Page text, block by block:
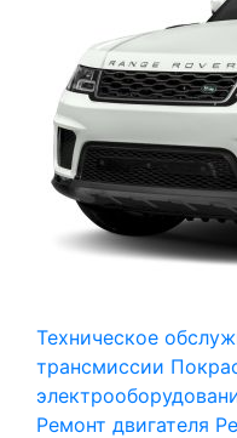
Техническое
трансмиссии
Ремонт двигателя